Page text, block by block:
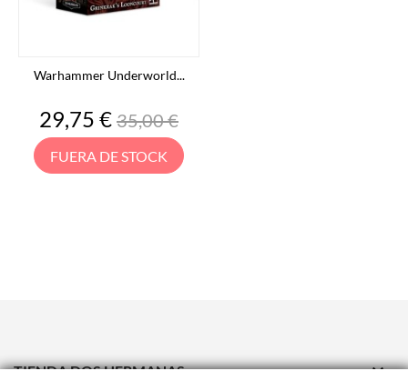
Warhammer Underworld...
Precio
29,75 €Precio
base
35,00 €
FUERA DE STOCK
TIENDA DOS HERMANAS 